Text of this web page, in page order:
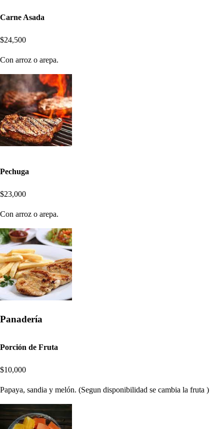
Carne Asada
$24,500
Con arroz o arepa.
Pechuga
$23,000
Con arroz o arepa.
Panadería
Porción de Fruta
$10,000
Papaya, sandia y melón. (Segun disponibilidad se cambia la fruta )